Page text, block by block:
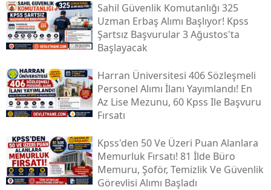
Sahil Güvenlik Komutanlığı 325
Uzman Erbaş Alımı Başlıyor! Kpss
Şartsız Başvurular 3 Ağustos'ta
Başlayacak
Harran Üniversitesi 406 Sözleşmeli
Personel Alımı İlanı Yayımlandı! En
Az Lise Mezunu, 60 Kpss Ile Başvuru
Fırsatı
Kpss'den 50 Ve Üzeri Puan Alanlara
Memurluk Fırsatı! 81 İlde Büro
Memuru, Şoför, Temizlik Ve Güvenlik
Görevlisi Alımı Başladı